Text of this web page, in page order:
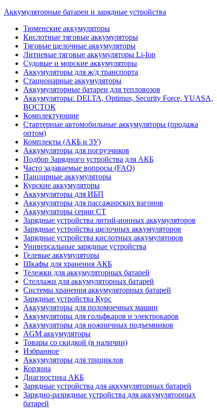
Аккумуляторные батареи и зарядные устройства
Тюменские аккумуляторы
Кислотные тяговые аккумуляторы
Тяговые щелочные аккумуляторы
Литиевые тяговые аккумуляторы Li-Ion
Судовые и морские аккумуляторы
Аккумуляторы для ж/д транспорта
Стационарные аккумуляторы
Аккумуляторные батареи для тепловозов
Аккумуляторы: DELTA, Optimus, Security Force, YUASA,
ВОСТОК
Комплектующие
Стартерные автомобильные аккумуляторы (продажа
оптом)
Комплекты (АКБ и ЗУ)
Аккумуляторы для погрузчиков
Подбор Зарядного устройства для АКБ
Часто задаваемые вопросы (FAQ)
Панцирные аккумуляторы
Курские аккумуляторы
Аккумуляторы для ИБП
Аккумуляторы для пассажирских вагонов
Аккумуляторы серии СТ
Зарядные устройства литий-ионных аккумуляторов
Зарядные устройства щелочных аккумуляторов
Зарядные устройства кислотных аккумуляторов
Универсальные зарядные устройства
Гелевые аккумуляторы
Шкафы для хранения АКБ
Тележки для аккумуляторных батарей
Стеллажи для аккумуляторных батарей
Системы хранения аккумуляторных батарей
Зарядные устройства Курс
Аккумуляторы для поломоечных машин
Аккумуляторы для гольфкаров и электрокаров
Аккумуляторы для ножничных подъемников
AGM аккумуляторы
Товары со скидкой (в наличии)
Избранное
Аккумуляторы для трициклов
Корзина
Диагностика АКБ
Зарядные устройства для аккумуляторных батарей
Зарядно-разрядные устройства для аккумуляторных
батарей